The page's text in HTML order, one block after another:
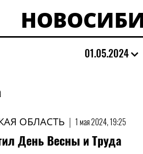
01.05.2024
ОБЛАСТЬ | 1 мая 2024, 19:25
День Весны и Труда